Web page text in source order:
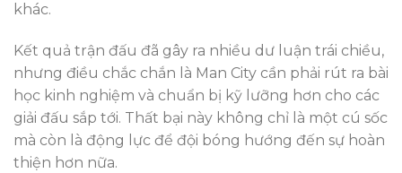
khác.
Kết quả trận đấu đã gây ra nhiều dư luận trái chiều,
nhưng điều chắc chắn là Man City cần phải rút ra bài
học kinh nghiệm và chuẩn bị kỹ lưỡng hơn cho các
giải đấu sắp tới. Thất bại này không chỉ là một cú sốc
mà còn là động lực để đội bóng hướng đến sự hoàn
thiện hơn nữa.